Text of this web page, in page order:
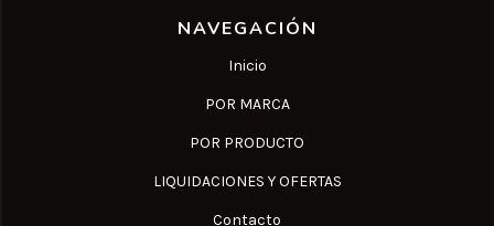
NAVEGACIÓN
Inicio
POR MARCA
POR PRODUCTO
LIQUIDACIONES Y OFERTAS
Contacto